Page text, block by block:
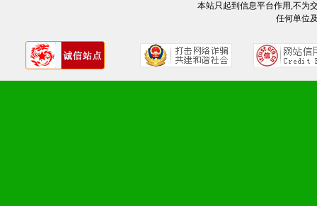
本站只起到信息平台作用,不为
任何单位